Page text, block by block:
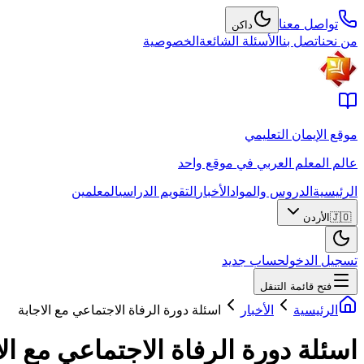
تواصل معنا داكن
من نحناتصل بنا الأسئلة الشائعة الخصوصية
موقع الإيمان التعليمي
عالم المعلم العربي في موقع واحد
الرئيسية الدروس والمواد الأخبار التقويم الدراسيالمعلمين
🇯🇴 الأردن
تسجيل الدخولحساب جديد
فتح قائمة التنقل
الرئيسية الأخبار اسئلة دورة الرفاة الاجتماعي مع الاجابة
اسئلة دورة الرفاة الاجتماعي مع